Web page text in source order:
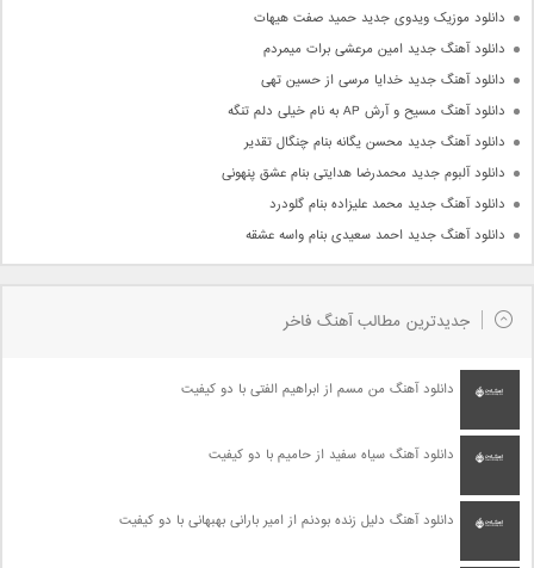
دانلود موزیک ویدوی جدید حمید صفت هیهات
دانلود آهنگ جدید امین مرعشی برات میمردم
دانلود آهنگ جدید خدایا مرسی از حسین تهی
دانلود آهنگ مسیح و آرش AP به نام خیلی دلم تنگه
دانلود آهنگ جدید محسن یگانه بنام چنگال تقدیر
دانلود آلبوم جدید محمدرضا هدایتی بنام عشق پنهونی
دانلود آهنگ جدید محمد علیزاده بنام گلودرد
دانلود آهنگ جدید احمد سعیدی بنام واسه عشقه
جدیدترین مطالب آهنگ فاخر
دانلود آهنگ من مسم از ابراهیم الفتی با دو کیفیت
دانلود آهنگ سیاه سفید از حامیم با دو کیفیت
دانلود آهنگ دلیل زنده بودنم از امیر بارانی بهبهانی با دو کیفیت